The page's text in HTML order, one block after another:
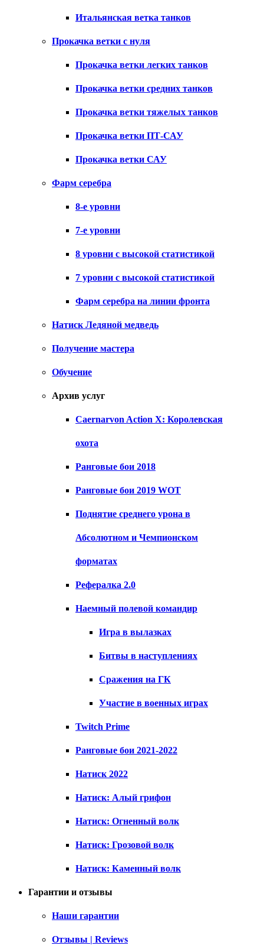
Итальянская ветка танков
Прокачка ветки с нуля
Прокачка ветки легких танков
Прокачка ветки средних танков
Прокачка ветки тяжелых танков
Прокачка ветки ПТ-САУ
Прокачка ветки САУ
Фарм серебра
8-е уровни
7-е уровни
8 уровни с высокой статистикой
7 уровни с высокой статистикой
Фарм серебра на линии фронта
Натиск Ледяной медведь
Получение мастера
Обучение
Архив услуг
Caernarvon Action X: Королевская
охота
Ранговые бои 2018
Ранговые бои 2019 WOT
Поднятие среднего урона в
Абсолютном и Чемпионском
форматах
Рефералка 2.0
Наемный полевой командир
Игра в вылазках
Битвы в наступлениях
Сражения на ГК
Участие в военных играх
Twitch Prime
Ранговые бои 2021-2022
Натиск 2022
Натиск: Алый грифон
Натиск: Огненный волк
Натиск: Грозовой волк
Натиск: Каменный волк
Гарантии и отзывы
Наши гарантии
Отзывы | Reviews